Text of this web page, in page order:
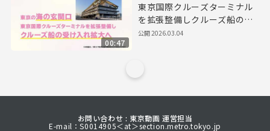
00:47
東京国際クルーズターミナル
を拡張整備しクルーズ船の受
け入れを拡大へ
公開2026.03.04
お問い合わせ : 東京動画 運営担当
E-mail：S0014905＜at＞section.metro.tokyo.jp